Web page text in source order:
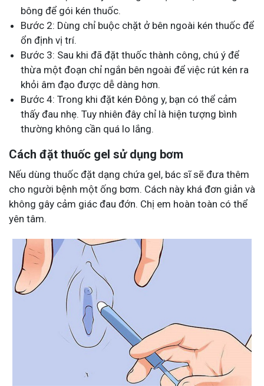
bông để gói kén thuốc.
Bước 2: Dùng chỉ buộc chặt ở bên ngoài kén thuốc để
ổn định vị trí.
Bước 3: Sau khi đã đặt thuốc thành công, chú ý để
thừa một đoạn chỉ ngắn bên ngoài để việc rút kén ra
khỏi âm đạo được dễ dàng hơn.
Bước 4: Trong khi đặt kén Đông y, bạn có thể cảm
thấy đau nhẹ. Tuy nhiên đây chỉ là hiện tượng bình
thường không cần quá lo lắng.
Cách đặt thuốc gel sử dụng bơm
Nếu dùng thuốc đặt dạng chứa gel, bác sĩ sẽ đưa thêm
cho người bệnh một ống bơm. Cách này khá đơn giản và
không gây cảm giác đau đớn. Chị em hoàn toàn có thể
yên tâm.